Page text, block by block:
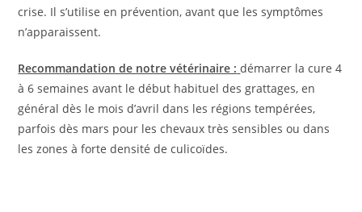
crise. Il s’utilise en prévention, avant que les symptômes
n’apparaissent.
Recommandation de notre vétérinaire : démarrer la cure 4
à 6 semaines avant le début habituel des grattages, en
général dès le mois d’avril dans les régions tempérées,
parfois dès mars pour les chevaux très sensibles ou dans
les zones à forte densité de culicoïdes.